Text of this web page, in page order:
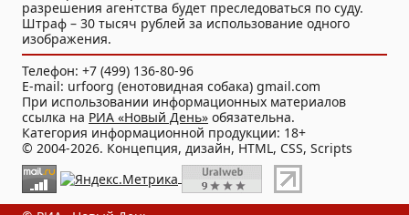
разрешения агентства будет преследоваться по суду.
Штраф – 30 тысяч рублей за использование одного
изображения.
Телефон: +7 (499) 136-80-96
E-mail: urfoorg (енотовидная собака) gmail.com
При использовании информационных материалов
ссылка на РИА «Новый День» обязательна.
Категория информационной продукции: 18+
© 2004-2026. Концепция, дизайн, HTML, CSS, Scripts